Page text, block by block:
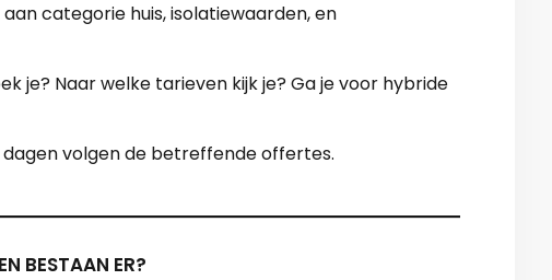
categorie huis, isolatiewaarden, en
je? Naar welke tarieven kijk je? Ga je voor hybride
volgen de betreffende offertes.
BESTAAN ER?